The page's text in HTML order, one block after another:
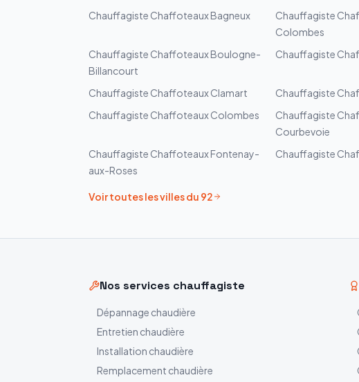
Chauffagiste ChaffoteauxBagneux Chauffagiste
Colombes
Chauffagiste ChaffoteauxBoulogne-
Billancourt
Chauffagiste
Chauffagiste ChaffoteauxClamart Chauffagiste
Chauffagiste ChaffoteauxColombes Chauffagiste
Courbevoie
Chauffagiste ChaffoteauxFontenay-
aux-Roses
Chauffagiste
Voir toutes les villes du 92
Nos services chauffagiste
Dépannage chaudière
Entretien chaudière
Installation chaudière
Remplacement chaudière